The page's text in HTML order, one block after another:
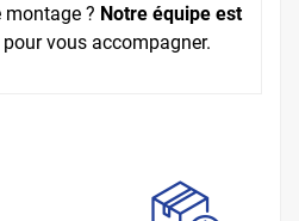
montage ? Notre équipe est
pour vous accompagner.